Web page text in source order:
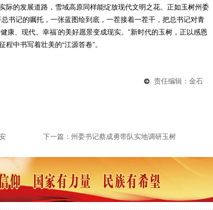
际的发展道路，雪域高原同样能绽放现代文明之花。正如玉树州委
书记的嘱托，一张蓝图绘到底，一茬接着一茬干，把总书记对青
康、现代、幸福’的美好愿景变成现实。”新时代的玉树，正以感恩
中书写着壮美的“江源答卷”。
责任编辑：金石
下一篇： 州委书记蔡成勇带队实地调研玉树